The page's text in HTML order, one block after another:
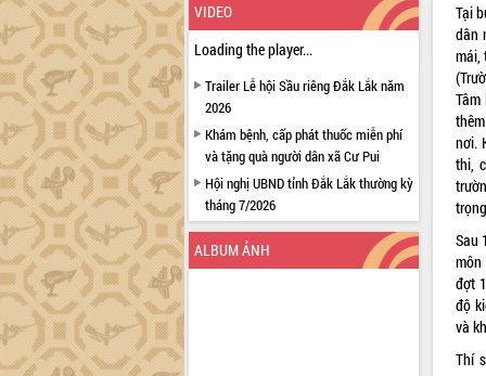
VIDEO
Loading the player...
Trailer Lễ hội Sầu riêng Đắk Lắk năm
2026
Khám bệnh, cấp phát thuốc miễn phí
và tặng quà người dân xã Cư Pui
Hội nghị UBND tỉnh Đắk Lắk thường kỳ
tháng 7/2026
Lễ truy tặng danh hiệu “Bà Mẹ Việt
Nam Anh hùng” và trao Huân chương
Lao động
ALBUM ẢNH
Tại
dân
mái,
nơi.
thi,
Sau
môn
đợt
độ
và
Thí